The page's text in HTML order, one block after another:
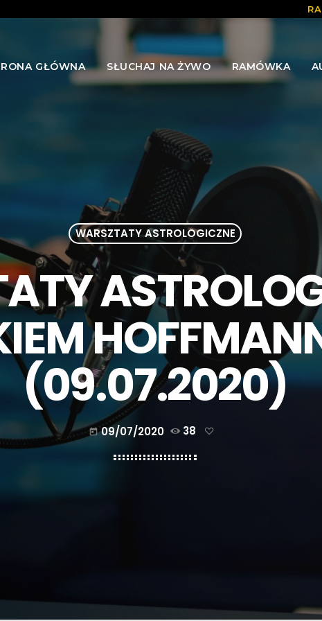
GŁÓWNA SŁUCHAJ NA ŻYWO RAMÓWKA
WARSZTATY ASTROLOGICZNE
(09.07.2020)
today 09/07/2020 38